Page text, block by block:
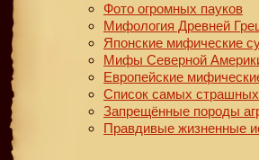
Фото огромных пауков
Мифология Древней
Японские мифические
Мифы Северной
Европейские
Список самых страшных
Запрещённые породы
Правдивые жизненные